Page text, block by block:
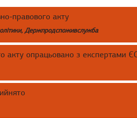
правового акту
Держпродспоживслужба
акту опрацьовано з експертами